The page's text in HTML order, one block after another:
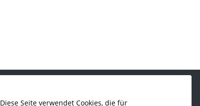
Diese Seite verwendet Cookies, die für